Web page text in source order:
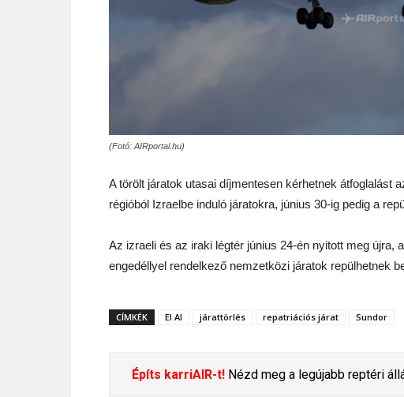
(Fotó: AIRportal.hu)
A törölt járatok utasai díjmentesen kérhetnek átfoglalást
régióból Izraelbe induló járatokra, június 30-ig pedig a
Az izraeli és az iraki légtér június 24-én nyitott meg újra,
engedéllyel rendelkező nemzetközi járatok repülhetnek
CÍMKÉK El Al járattörlés repatriációs járat Sundor
Építs karriAIR-t! Nézd meg a legújabb reptéri